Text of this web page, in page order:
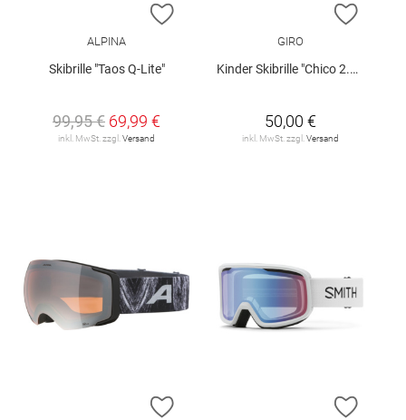
ZUR WUNSCHLISTE HINZUFÜGEN
ALPINA
Skibrille "Taos Q-Lite"
99,95 € 69,99 €
inkl. MwSt. zzgl. Versand
ZUR
GIRO
Kinder Skibrille "Chico 2.0 Blocks"
50,00 €
inkl. MwSt. zzgl. Versand
ZUR WUNSCHLISTE HINZUFÜGEN
ZUR